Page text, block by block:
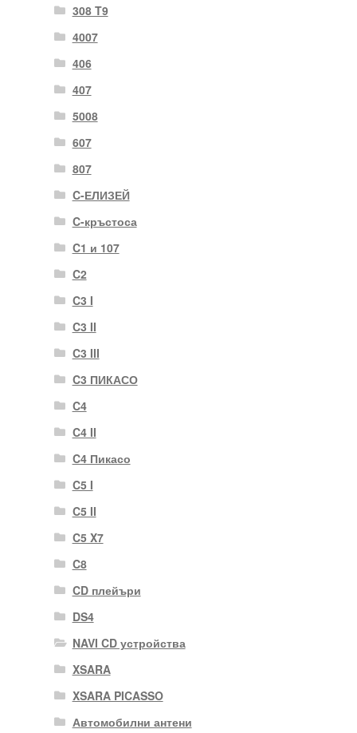
308 T9
4007
406
407
5008
607
807
C-ЕЛИЗЕЙ
C-кръстоса
C1 и 107
C2
C3 I
C3 II
C3 III
C3 ПИКАСО
C4
C4 II
C4 Пикасо
C5 I
C5 II
C5 X7
C8
CD плейъри
DS4
NAVI CD устройства
XSARA
XSARA PICASSO
Автомобилни антени